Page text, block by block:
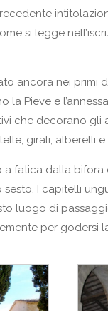
si legge
ancora nei primi
la Pieve e
che decorano gli
girali, alberelli
a fatica dalla
I capitelli
luogo di
per